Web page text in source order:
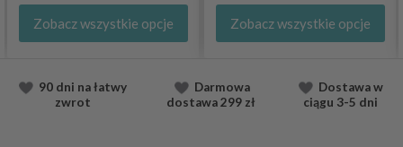
Zobacz wszystkie opcje Zobacz wszystkie opcje
90 dni na łatwy
zwrot
Darmowa
dostawa299 zł
Dostawaw
ciągu 3-5 dni